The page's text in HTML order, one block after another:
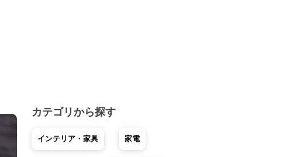
カテゴリから探す
インテリア・家具 家電